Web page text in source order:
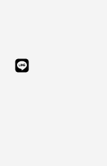
Whatsapp